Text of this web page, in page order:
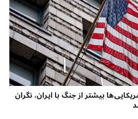
بیشتر از جنگ با ایران، نگران